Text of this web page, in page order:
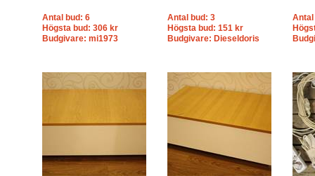
Antal bud: 6
Högsta bud: 306 kr
Budgivare: mi1973
Antal bud: 3
Högsta bud: 151 kr
Budgivare: Dieseldoris
Antal